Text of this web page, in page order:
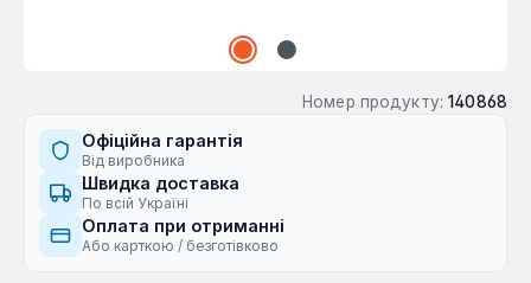
Номер продукту: 140868
Офіційна гарантія
Від виробника
Швидка доставка
По всій Україні
Оплата при отриманні
Або карткою / безготівково